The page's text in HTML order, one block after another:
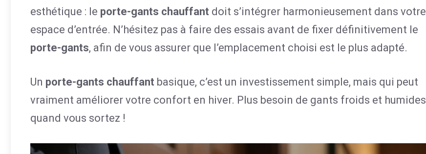
esthétique : le porte-gants chauffant doit s’intégrer harmonieusement dans votre
espace d’entrée. N’hésitez pas à faire des essais avant de fixer définitivement le
porte-gants, afin de vous assurer que l’emplacement choisi est le plus adapté.
Un porte-gants chauffant basique, c’est un investissement simple, mais qui peut
vraiment améliorer votre confort en hiver. Plus besoin de gants froids et humides
quand vous sortez !